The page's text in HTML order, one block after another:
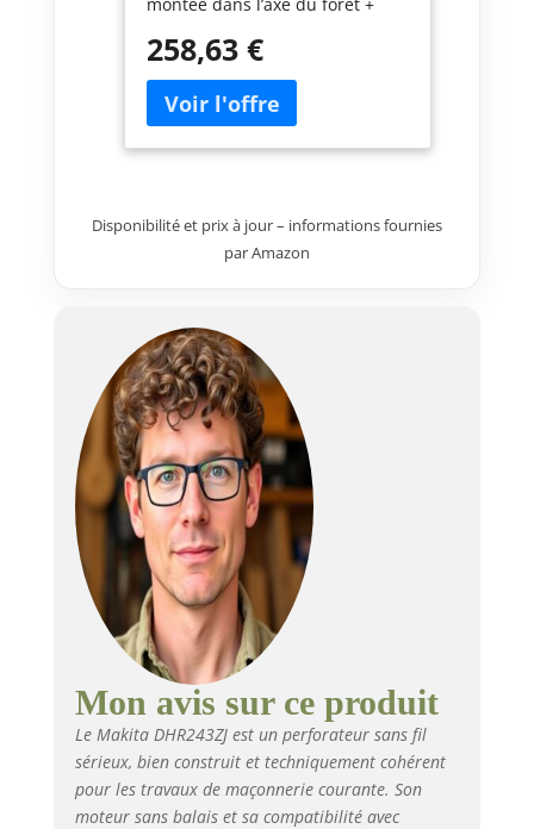
un equilibre parfait Mandrins
interchangeables à verrouillage
rapide (SDS-Plus et autoserrant)
Limiteur de couple protégeant
le moteur ainsi que l’utilisateur
impact et nouvelles
technologies
258,63 €
Disponibilité et prix à jour – informations fournies
par Amazon
Mon avis sur ce produit
Le Makita DHR243ZJ est un perforateur sans fil
sérieux, bien construit et techniquement cohérent
pour les travaux de maçonnerie courante. Son
moteur sans balais et sa compatibilité avec